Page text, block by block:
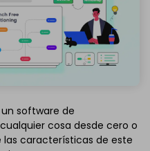
software de
cosa desde cero o
las características de este